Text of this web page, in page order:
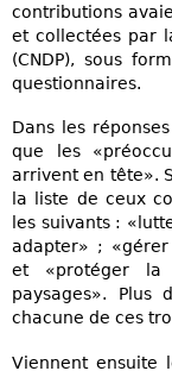
contributions
et collectées par
(CNDP), sous
questionnaires.
Dans les
que les
arrivent en tête».
la liste de ceux
les suivants :
adapter» ; «gérer
et «protéger la
paysages». Plus
chacune de ces
Viennent ensuite